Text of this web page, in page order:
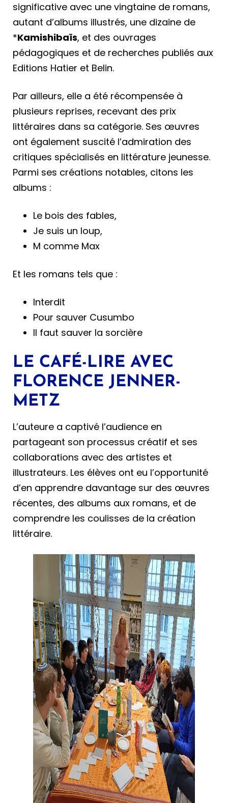
significative avec une vingtaine de romans,
autant d’albums illustrés, une dizaine de
*Kamishibaïs, et des ouvrages
pédagogiques et de recherches publiés aux
Editions Hatier et Belin.
Par ailleurs, elle a été récompensée à
plusieurs reprises, recevant des prix
littéraires dans sa catégorie. Ses œuvres
ont également suscité l’admiration des
critiques spécialisés en littérature jeunesse.
Parmi ses créations notables, citons les
albums :
Le bois des fables,
Je suis un loup,
M comme Max
Et les romans tels que :
Interdit
Pour sauver Cusumbo
Il faut sauver la sorcière
LE CAFÉ-LIRE AVEC
FLORENCE JENNER-
METZ
L’auteure a captivé l’audience en
partageant son processus créatif et ses
collaborations avec des artistes et
illustrateurs. Les élèves ont eu l’opportunité
d’en apprendre davantage sur des œuvres
récentes, des albums aux romans, et de
comprendre les coulisses de la création
littéraire.